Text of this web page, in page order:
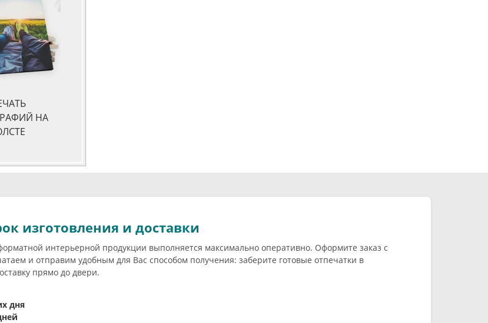
НА
изготовления и доставки
интерьерной продукции выполняется максимально оперативно. Оформите заказ с
и отправим удобным для Вас способом получения: заберите готовые отпечатки в
прямо до двери.
дня